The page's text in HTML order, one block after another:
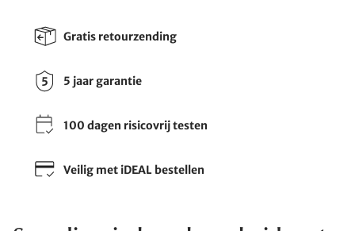
Gratis retourzending
5 jaar garantie
100 dagen risicovrij testen
Veilig met iDEAL bestellen